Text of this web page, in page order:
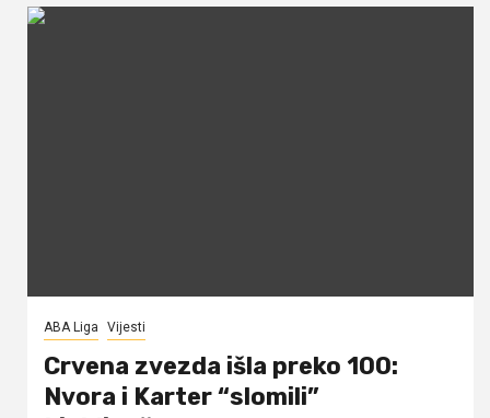
ABA Liga Vijesti
Crvena zvezda išla preko 100:
Nvora i Karter “slomili”